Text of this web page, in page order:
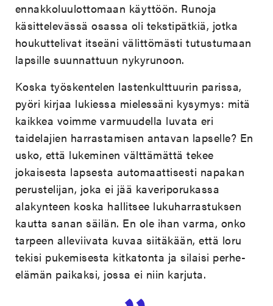
ennakkoluulottomaan käyttöön. Runoja
käsittelevässä osassa oli tekstipätkiä, jotka
houkuttelivat itseäni välittömästi tutustumaan
lapsille suunnattuun nykyrunoon.
Koska työskentelen lastenkulttuurin parissa,
pyöri kirjaa lukiessa mielessäni kysymys: mitä
kaikkea voimme varmuudella luvata eri
taidelajien harrastamisen antavan lapselle? En
usko, että lukeminen välttämättä tekee
jokaisesta lapsesta automaattisesti napakan
perustelijan, joka ei jää kaveriporukassa
alakynteen koska hallitsee lukuharrastuksen
kautta sanan säilän. En ole ihan varma, onko
tarpeen alleviivata kuvaa siitäkään, että loru
tekisi pukemisesta kitkatonta ja silaisi perhe-
elämän paikaksi, jossa ei niin karjuta.